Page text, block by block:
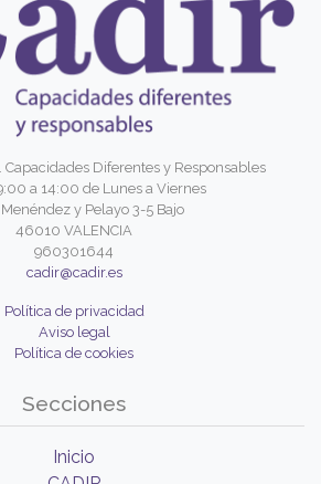
Capacidades Diferentes y Responsables
a 14:00 de Lunes a Viernes
y Pelayo 3-5 Bajo
46010 VALENCIA
960301644
cadir@cadir.es
Política de privacidad
Aviso legal
Política de cookies
Secciones
Inicio